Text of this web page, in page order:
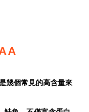
幾個常見的高含量來